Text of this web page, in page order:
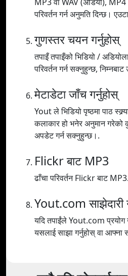
परिवर्तन गर्न अनुमति दिन्छ।
गुणस्तर चयन गर्नुहोस्
तपाइँ तपाइँको भिडियो /
परिवर्तन गर्न सक्नुहुन्छ,
मेटाडेटा जाँच गर्नुहोस्
Yout ले भिडियो पृष्ठमा पाठ
कलाकार हो भनेर अनुमान गरेको
अपडेट गर्न सक्नुहुन्छ।.
Flickr बाट MP3
ढाँचा परिवर्तन Flickr बाट MP3.
Yout.com साझेदारी
यदि तपाईंले Yout.com प्रयोग
यसलाई साझा गर्नुहोस् वा